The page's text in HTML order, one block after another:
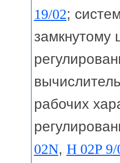
19/02;
замкнутому
рабочих
02N, H 02P 9/